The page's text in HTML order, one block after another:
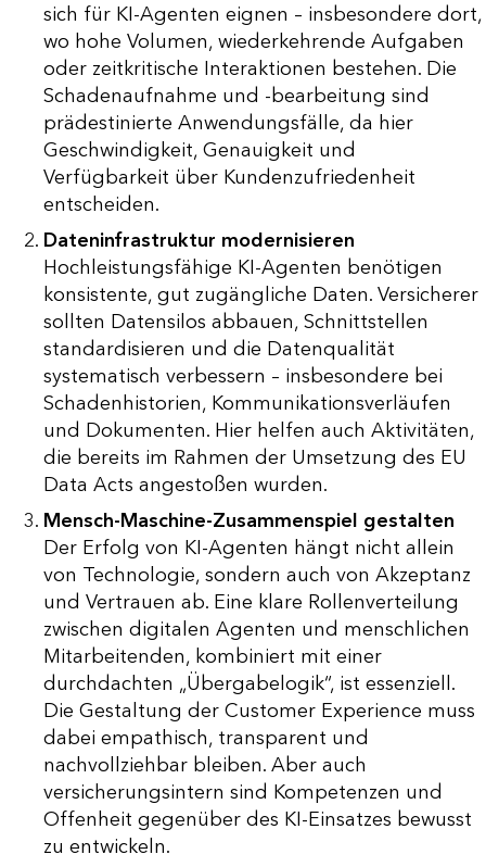
sich für KI-Agenten eignen – insbesondere dort,
wo hohe Volumen, wiederkehrende Aufgaben
oder zeitkritische Interaktionen bestehen. Die
Schadenaufnahme und -bearbeitung sind
prädestinierte Anwendungsfälle, da hier
Geschwindigkeit, Genauigkeit und
Verfügbarkeit über Kundenzufriedenheit
entscheiden.
Dateninfrastruktur modernisieren
Hochleistungsfähige KI-Agenten benötigen
konsistente, gut zugängliche Daten. Versicherer
sollten Datensilos abbauen, Schnittstellen
standardisieren und die Datenqualität
systematisch verbessern – insbesondere bei
Schadenhistorien, Kommunikationsverläufen
und Dokumenten. Hier helfen auch Aktivitäten,
die bereits im Rahmen der Umsetzung des EU
Data Acts angestoßen wurden.
Mensch-Maschine-Zusammenspiel gestalten
Der Erfolg von KI-Agenten hängt nicht allein
von Technologie, sondern auch von Akzeptanz
und Vertrauen ab. Eine klare Rollenverteilung
zwischen digitalen Agenten und menschlichen
Mitarbeitenden, kombiniert mit einer
durchdachten „Übergabelogik“, ist essenziell.
Die Gestaltung der Customer Experience muss
dabei empathisch, transparent und
nachvollziehbar bleiben. Aber auch
versicherungsintern sind Kompetenzen und
Offenheit gegenüber des KI-Einsatzes bewusst
zu entwickeln.